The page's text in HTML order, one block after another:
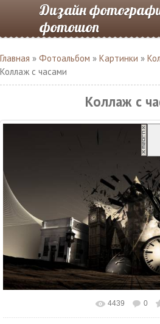
Дизайн
фотошоп
Главная » Фотоальбом » Картинки »
Коллаж с часами
Коллаж с
В реальном размере
4439 0